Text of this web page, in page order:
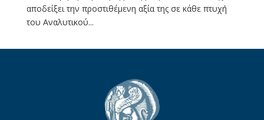
αποδείξει την προστιθέμενη αξία της σε κάθε πτυχή
του Αναλυτικού...